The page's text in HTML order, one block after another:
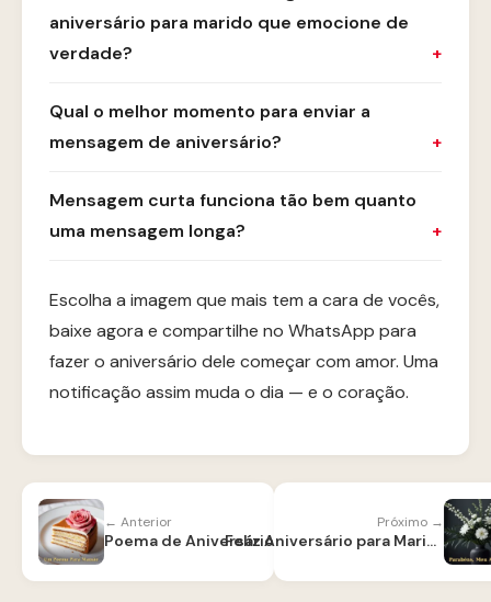
aniversário para marido que emocione de
verdade?
Qual o melhor momento para enviar a
mensagem de aniversário?
Mensagem curta funciona tão bem quanto
uma mensagem longa?
Escolha a imagem que mais tem a cara de vocês,
baixe agora e compartilhe no WhatsApp para
fazer o aniversário dele começar com amor. Uma
notificação assim muda o dia — e o coração.
← Anterior
Poema de Aniversário para Mãe
Próximo →
Feliz Aniversário para Marido